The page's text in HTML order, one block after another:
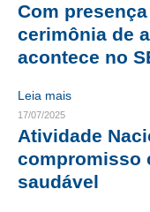
SUBSEDES SINDICAIS
GALERIA EX-
ORGANOGRAMA
CRESCE BRASIL
CONSELHO
Com
cerimônia de
acontece no
Leia mais
17/07/2025
Atividade
compromisso
saudável